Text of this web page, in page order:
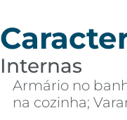
Internas
Armário no
na cozinha;